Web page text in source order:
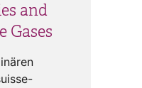
and
Gases